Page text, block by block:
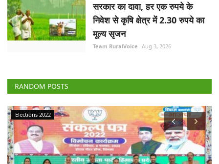
सरकार का दावा, हर एक रुपये के
निवेश से कृषि क्षेत्र में 2.30 रुपये का
मूल्य सृजन
Team RuralVoice Aug 3, 2026
RANDOM POSTS
Elections 2022